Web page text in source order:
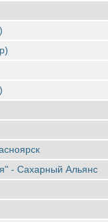
- Сахарный Альянс